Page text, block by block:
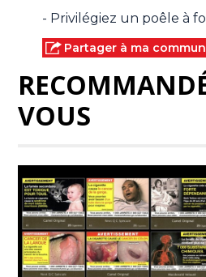
- Privilégiez un poêle à
Partager à ma
VOUS